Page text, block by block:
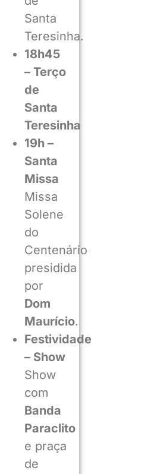
Santa
Teresinha.
18h45
– Terço
de
Santa
Teresinha
19h –
Santa
Missa
Missa
Solene
do
Centenário
presidida
por
Dom
Maurício.
Festividade
– Show
Show
com
Banda
Paraclito
e praça
de